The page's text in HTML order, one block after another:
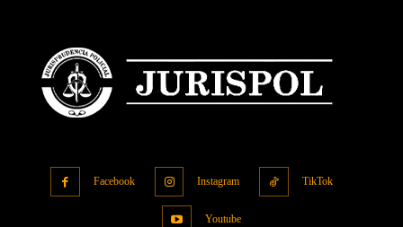
Facebook Instagram TikTok
Youtube